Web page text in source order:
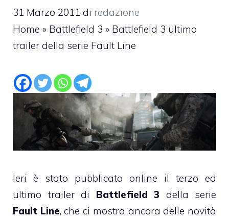
31 Marzo 2011 di redazione
Home » Battlefield 3 » Battlefield 3 ultimo
trailer della serie Fault Line
Ieri è stato pubblicato online il terzo ed
ultimo trailer di Battlefield 3 della serie
Fault Line, che ci mostra ancora delle novità